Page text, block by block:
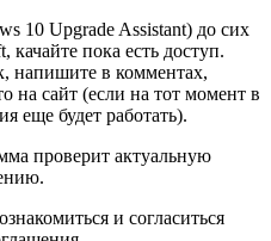
10 Upgrade Assistant) до сих
качайте пока есть доступ.
напишите в комментах,
на сайт (если на тот момент в
еще будет работать).
проверит актуальную
и согласиться